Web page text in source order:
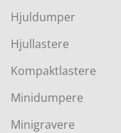
Hjuldumper
Hjullastere
Kompaktlastere
Minidumpere
Minigravere